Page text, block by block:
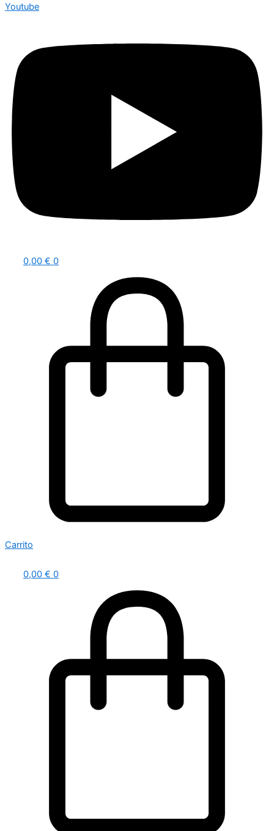
Youtube
0,00 € 0
Carrito
0,00 € 0